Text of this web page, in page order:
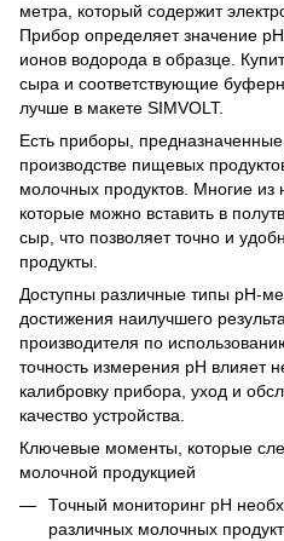
метра, который содержит
Прибор определяет значение
ионов водорода в образце.
сыра и соответствующие
лучше в макете SIMVOLT.
Есть приборы,
производстве пищевых
молочных продуктов. Многие из
которые можно вставить в
сыр, что позволяет точно и
продукты.
Доступны различные типы рН-
достижения наилучшего
производителя по
точность измерения рН влияет
калибровку прибора, уход и
качество устройства.
Ключевые моменты, которые
молочной продукцией
Точный мониторинг рН
различных молочных